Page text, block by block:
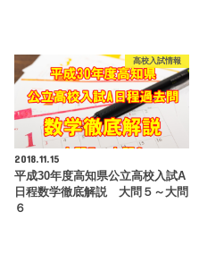
高校入試情報
2018.11.15
平成30年度高知県公立高校入試A
日程数学徹底解説 大問５～大問
６